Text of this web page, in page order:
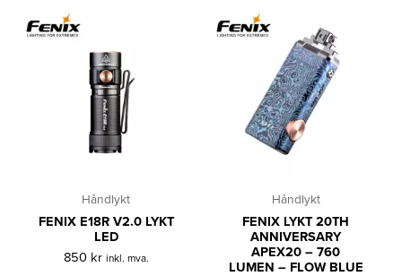
Håndlykt
FENIX E18R V2.0 LYKT
LED
850 kr inkl. mva.
Håndlykt
FENIX LYKT 20TH
ANNIVERSARY
APEX20 – 760
LUMEN – FLOW BLUE